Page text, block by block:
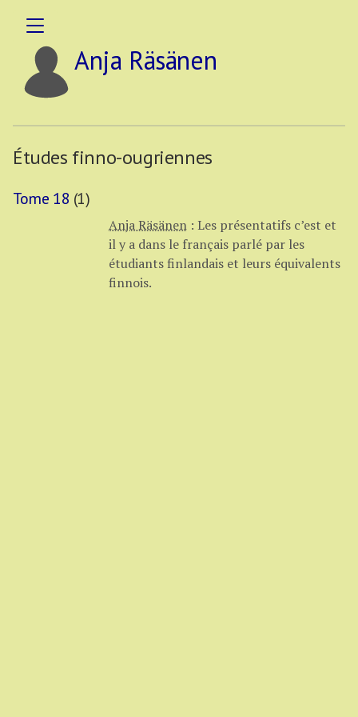
Anja Räsänen
Études finno-ougriennes
Tome 18 (1)
Anja Räsänen : Les présentatifs c’est et
il y a dans le français parlé par les
étudiants finlandais et leurs équivalents
finnois.